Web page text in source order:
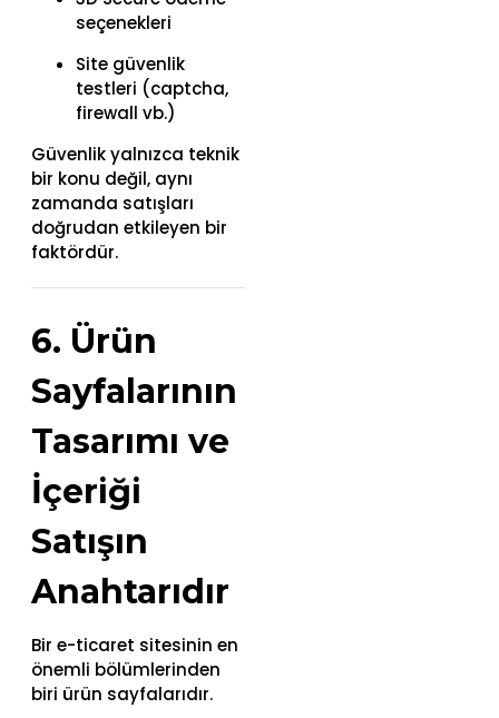
seçenekleri
Site güvenlik
testleri (captcha,
firewall vb.)
Güvenlik yalnızca teknik
bir konu değil, aynı
zamanda satışları
doğrudan etkileyen bir
faktördür.
6. Ürün
Sayfalarının
Tasarımı ve
İçeriği
Satışın
Anahtarıdır
Bir e-ticaret sitesinin en
önemli bölümlerinden
biri ürün sayfalarıdır.